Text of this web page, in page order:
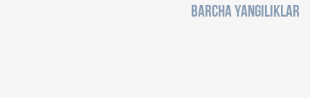
BARCHA YANGILIKLAR